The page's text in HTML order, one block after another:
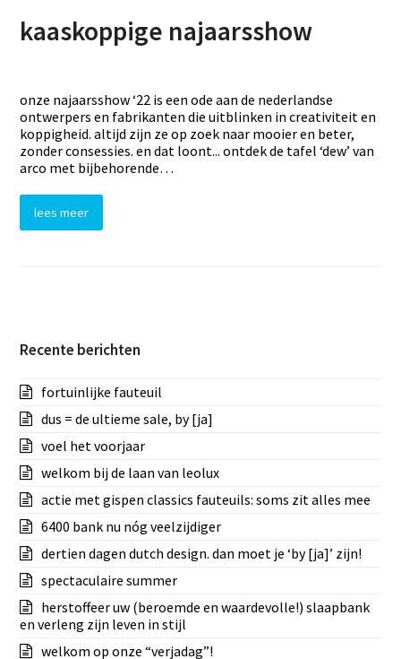
kaaskoppige najaarsshow
onze najaarsshow ‘22 is een ode aan de nederlandse
ontwerpers en fabrikanten die uitblinken in creativiteit en
koppigheid. altijd zijn ze op zoek naar mooier en beter,
zonder consessies. en dat loont... ontdek de tafel ‘dew’ van
arco met bijbehorende…
lees meer
Recente berichten
fortuinlijke fauteuil
dus = de ultieme sale, by [ja]
voel het voorjaar
welkom bij de laan van leolux
actie met gispen classics fauteuils: soms zit alles mee
6400 bank nu nóg veelzijdiger
dertien dagen dutch design. dan moet je ‘by [ja]’ zijn!
spectaculaire summer
herstoffeer uw (beroemde en waardevolle!) slaapbank
en verleng zijn leven in stijl
welkom op onze “verjadag”!